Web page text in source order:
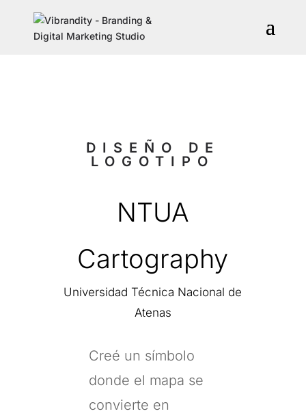
DISEÑO DE
LOGOTIPO
NTUA
Cartography
Universidad Técnica Nacional de
Atenas
Creé un símbolo
donde el mapa se
convierte en